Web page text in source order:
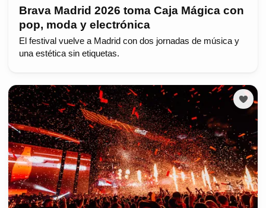
Brava Madrid 2026 toma Caja Mágica con
pop, moda y electrónica
El festival vuelve a Madrid con dos jornadas de música y
una estética sin etiquetas.